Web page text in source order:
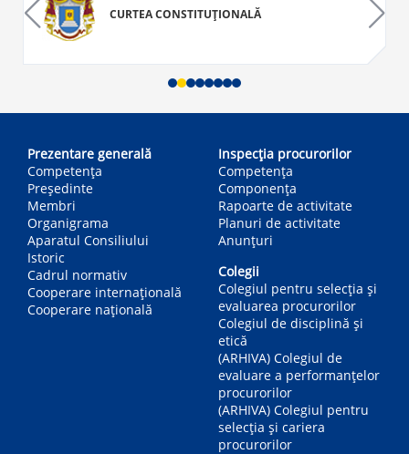
CURTEA CONSTITUȚIONALĂ
navigation
Prezentare generală
Competența
Președinte
Membri
Organigrama
Aparatul Consiliului
Istoric
Cadrul normativ
Cooperare internațională
Cooperare națională
Inspecția procurorilor
Competenţa
Componența
Rapoarte de activitate
Planuri de activitate
Anunțuri
Colegii
Colegiul pentru selecția și
evaluarea procurorilor
Colegiul de disciplină și
etică
(ARHIVA) Colegiul de
evaluare a performanțelor
procurorilor
(ARHIVA) Colegiul pentru
selecția și cariera
procurorilor